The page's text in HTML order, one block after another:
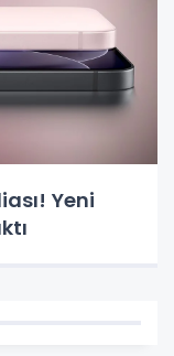
Yeni